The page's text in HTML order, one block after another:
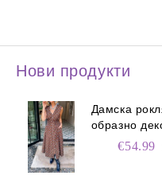
Нови продукти
Дамска
образно
€54.99